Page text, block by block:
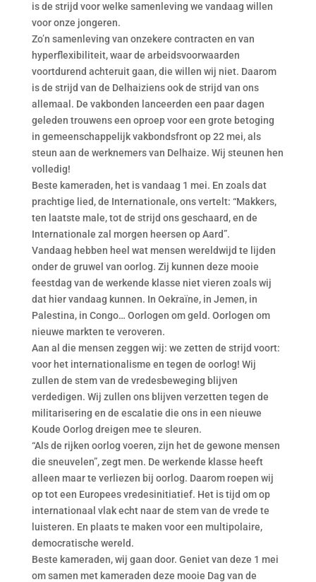
is de strijd voor welke samenleving we vandaag willen
voor onze jongeren.
Zo’n samenleving van onzekere contracten en van
hyperflexibiliteit, waar de arbeidsvoorwaarden
voortdurend achteruit gaan, die willen wij niet. Daarom
is de strijd van de Delhaiziens ook de strijd van ons
allemaal. De vakbonden lanceerden een paar dagen
geleden trouwens een oproep voor een grote betoging
in gemeenschappelijk vakbondsfront op 22 mei, als
steun aan de werknemers van Delhaize. Wij steunen hen
volledig!
Beste kameraden, het is vandaag 1 mei. En zoals dat
prachtige lied, de Internationale, ons vertelt: “Makkers,
ten laatste male, tot de strijd ons geschaard, en de
Internationale zal morgen heersen op Aard”.
Vandaag hebben heel wat mensen wereldwijd te lijden
onder de gruwel van oorlog. Zij kunnen deze mooie
feestdag van de werkende klasse niet vieren zoals wij
dat hier vandaag kunnen. In Oekraïne, in Jemen, in
Palestina, in Congo… Oorlogen om geld. Oorlogen om
nieuwe markten te veroveren.
Aan al die mensen zeggen wij: we zetten de strijd voort:
voor het internationalisme en tegen de oorlog! Wij
zullen de stem van de vredesbeweging blijven
verdedigen. Wij zullen ons blijven verzetten tegen de
militarisering en de escalatie die ons in een nieuwe
Koude Oorlog dreigen mee te sleuren.
“Als de rijken oorlog voeren, zijn het de gewone mensen
die sneuvelen”, zegt men. De werkende klasse heeft
alleen maar te verliezen bij oorlog. Daarom roepen wij
op tot een Europees vredesinitiatief. Het is tijd om op
internationaal vlak echt naar de stem van de vrede te
luisteren. En plaats te maken voor een multipolaire,
democratische wereld.
Beste kameraden, wij gaan door. Geniet van deze 1 mei
om samen met kameraden deze mooie Dag van de